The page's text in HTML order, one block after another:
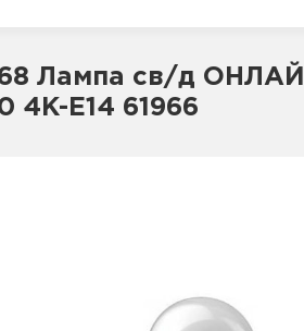
Лампа св/д
4K-E14 61966